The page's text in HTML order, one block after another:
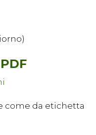
come da etichetta